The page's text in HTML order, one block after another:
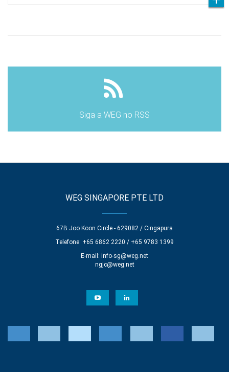
Siga a WEG no RSS
WEG SINGAPORE PTE LTD
67B Joo Koon Circle - 629082 / Cingapura
Telefone: +65 6862 2220 / +65 9783 1399
E-mail: info-sg@weg.net
ngjc@weg.net